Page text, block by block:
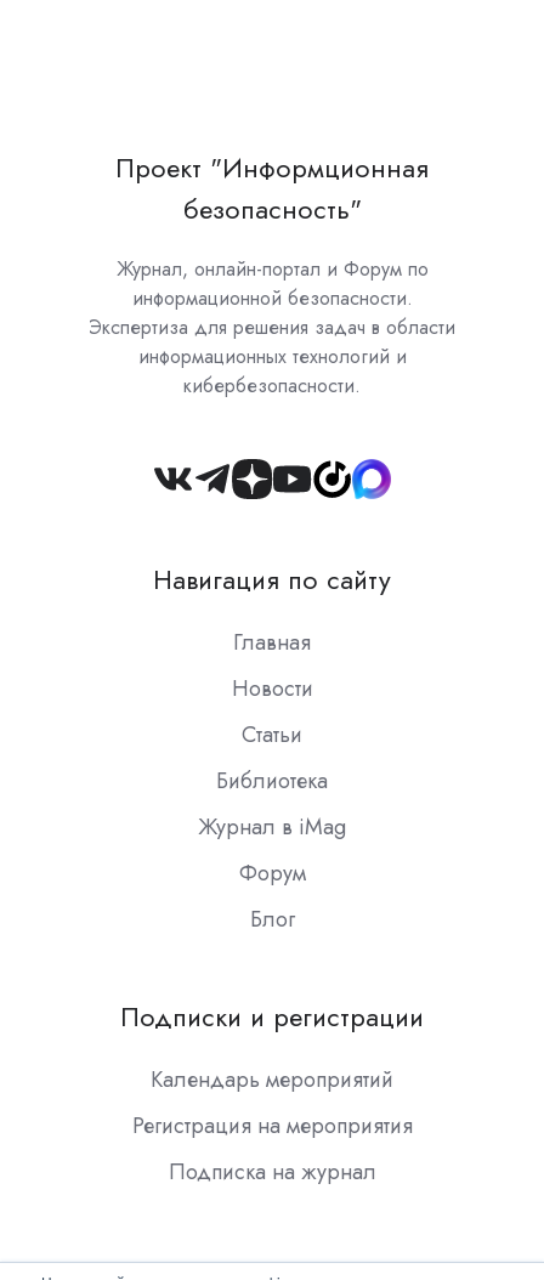
Проект "Информционная
безопасность"
Журнал, онлайн-портал и Форум по
информационной безопасности.
Экспертиза для решения задач в области
информационных технологий и
кибербезопасности.
Join
Slack
Навигация по сайту
Главная
Новости
Статьи
Библиотека
Журнал в iMag
Форум
Блог
Подписки и регистрации
Календарь мероприятий
Регистрация на мероприятия
Подписка на журнал